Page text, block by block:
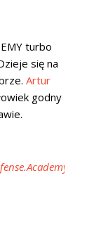
turbo
się na
Artur
godny